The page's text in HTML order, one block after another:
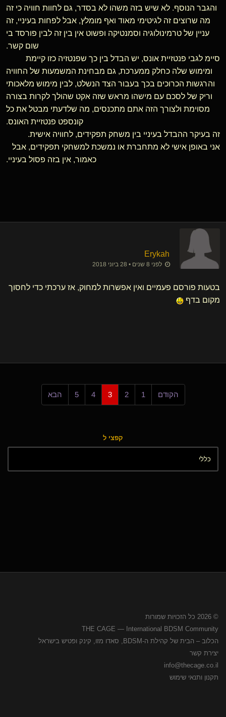
והגבר הנוסף. לא שיש בזה משהו לא בסדר, גם לחוות חוויה כי זה
מה שרוצים זה לגיטימי מאוד ואף מומלץ, אבל לפחות בעיניי, זה
עניין של טרמינולוגיה וסמנטיקה ופשוט אין בין זה לבין פורסד בי
שום קשר.
סיימ לגבי פנטזיית אונס, יש הבדל בין כך שפנטזיה כזו קיימת
ומימוש שלה כחלק ממערכת, גם מבחינת המשמעות של החוויה
והרגשות הכרוכים בכך בעבור הצד הנשלט, לבין מימוש מלאכותי
וריק של לסכם עם מישהו מראש שזה אקט שהולך לקרות בצורה
מסוימת ולצורך הזה אתם מתכנסים, מה שלדעתי מבטל את כל
קונספט פנטזיית האונס.
זה בעיקר ההבדל בעיניי בין משחק תפקידים, לחוויה אישית.
אני באופן אישי לא מתחברת או נמשכת למשחקי תפקידים, אבל
כאמור, אין בזה פסול בעיניי.
Erykah
לפני 8 שנים • 28 ביוני 2018
בטעות פורסם פעמיים ואין אפשרות למחוק, אז ערכתי כדי לחסוך
מקום בדף
הקודם 1
2
3
4
5 הבא
קפצי ל
© 2026 כל הזכויות שמורות
THE CAGE — International BDSM Community
הכלוב – הבית של קהילת ה-BDSM, סאדו מזו, קינק ופטיש בישראל
יצירת קשר
info@thecage.co.il
תקנון ותנאי שימוש